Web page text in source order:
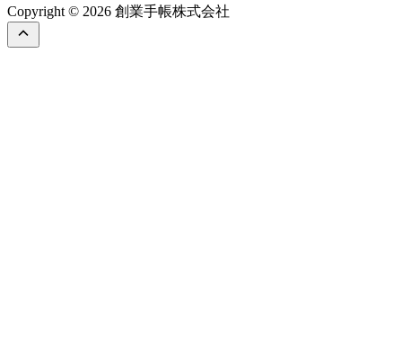
Copyright © 2026 創業手帳株式会社